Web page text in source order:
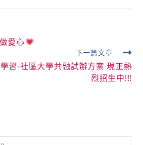
愛心
下一篇文章
習-社區大學共融試辦方案 現正熱
烈招生中!!!